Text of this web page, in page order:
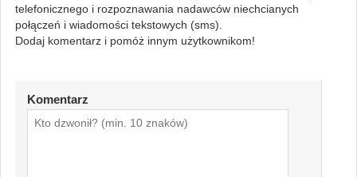
telefonicznego i rozpoznawania nadawców niechcianych
połączeń i wiadomości tekstowych (sms).
Dodaj komentarz i pomóż innym użytkownikom!
Komentarz